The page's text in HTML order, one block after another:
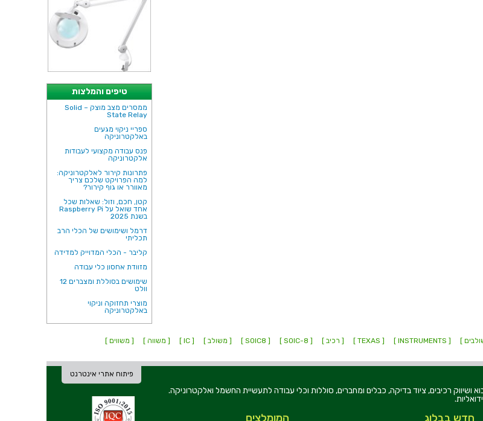
טיפים והמלצות
ממסרים מצב מוצק – Solid
State Relay
ספריי ניקוי מגעים
באלקטרוניקה
פנס עבודה מקצועי לעבודות
אלקטרוניקה
פתרונות קירור לאלקטרוניקה:
למה הפרויקט שלכם צריך
מאוורר או גוף קירור?
קטן, חכם, וזול: שאלות שכל
אחד שואל על Raspberry Pi
בשנת 2025
דרמל ושימושים של הכלי הרב
תכליתי
קליבר - הכלי המדוייק למדידה
מזוודת אחסון כלי עבודה
שימושים בסוללת ומצברים 12
וולט
מוצרי תחזוקה וניקוי
באלקטרוניקה
]
[ INSTRUMENTS ]
[ TEXAS ] [ רכיב ] [ SOIC-8 ]
[ SOIC8 ] [ משולב ] [ IC ] [ משווה ]
[ משווים ]
פיתוח אתרי אינטרנט
1979, הינה מובילה ארצית בתחום יבוא ושיווק רכיבים, ציוד בדיקה, כבלים ומחברים, סוללות וכלי עבודה לתעשיית החשמל ואלקטרוניקה.
המומלצים חדש בבלוג